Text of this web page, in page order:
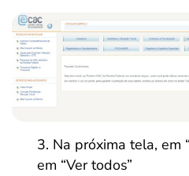
Na próxima tela, em
em “Ver todos”